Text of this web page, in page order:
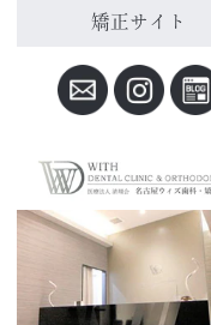
矯正サイト